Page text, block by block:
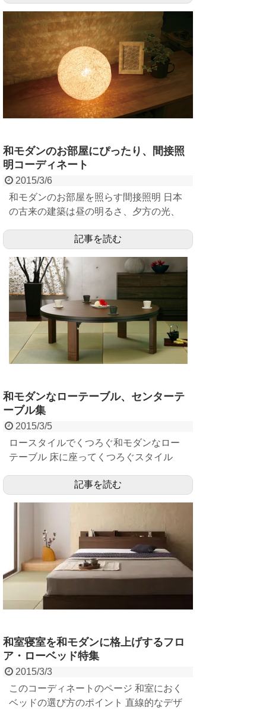
和モダンのお部屋にぴったり、間接照
明コーディネート
2015/3/6
和モダンのお部屋を照らす間接照明 日本
の古来の建築は昼の明るさ、夕方の光、
記事を読む
和モダンなローテーブル、センターテ
ーブル集
2015/3/5
ロースタイルでくつろぐ和モダンなロー
テーブル 床に座ってくつろぐスタイル
記事を読む
和室寝室を和モダンに格上げするフロ
ア・ローベッド特集
2015/3/3
このコーディネートのページ 和室におく
ベッドの選び方のポイント 直線的なデザ